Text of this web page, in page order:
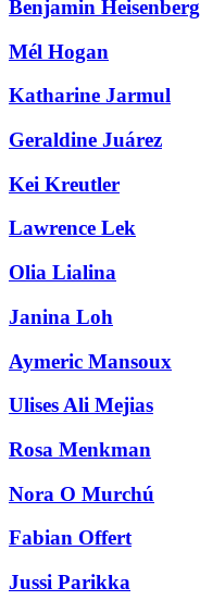
Benjamin Heisenberg
Mél Hogan
Katharine Jarmul
Geraldine Juárez
Kei Kreutler
Lawrence Lek
Olia Lialina
Janina Loh
Aymeric Mansoux
Ulises Ali Mejias
Rosa Menkman
Nora O Murchú
Fabian Offert
Jussi Parikka